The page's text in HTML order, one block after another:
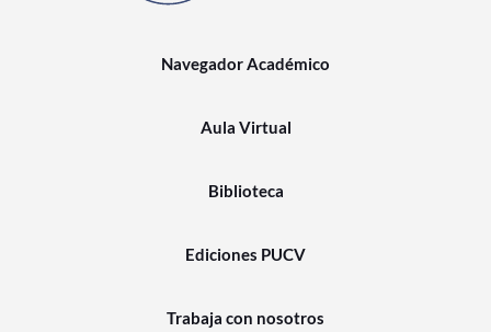
Navegador Académico
Aula Virtual
Biblioteca
Ediciones PUCV
Trabaja con nosotros